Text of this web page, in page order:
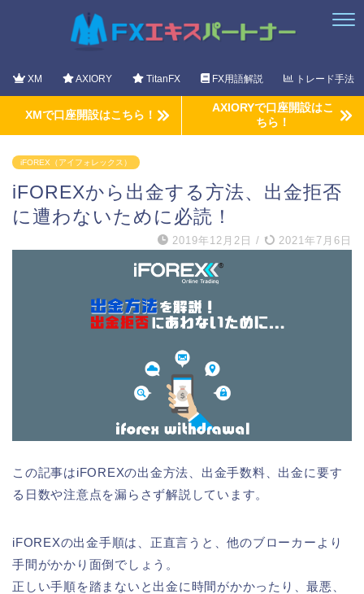
XM AXIORY TitanFX FX用語解説 トレード手法
XMで口座開設はこちら！
AXIORYで口座開設はこ
ちら！
iFOREX（アイフォレックス）
iFOREXから出金する方法、出金拒否
に遭わないために必読！
2019年12月2日 / 2021年7月6日
この記事はiFOREXの出金方法、出金手数料、出金に要す
る日数や注意点を漏らさず解説しています。
iFOREXの出金手順は、正直言うと、他のブローカーより
手間がかかり面倒でしょう。
正しい手順を踏まないと出金に時間がかかったり、最悪、